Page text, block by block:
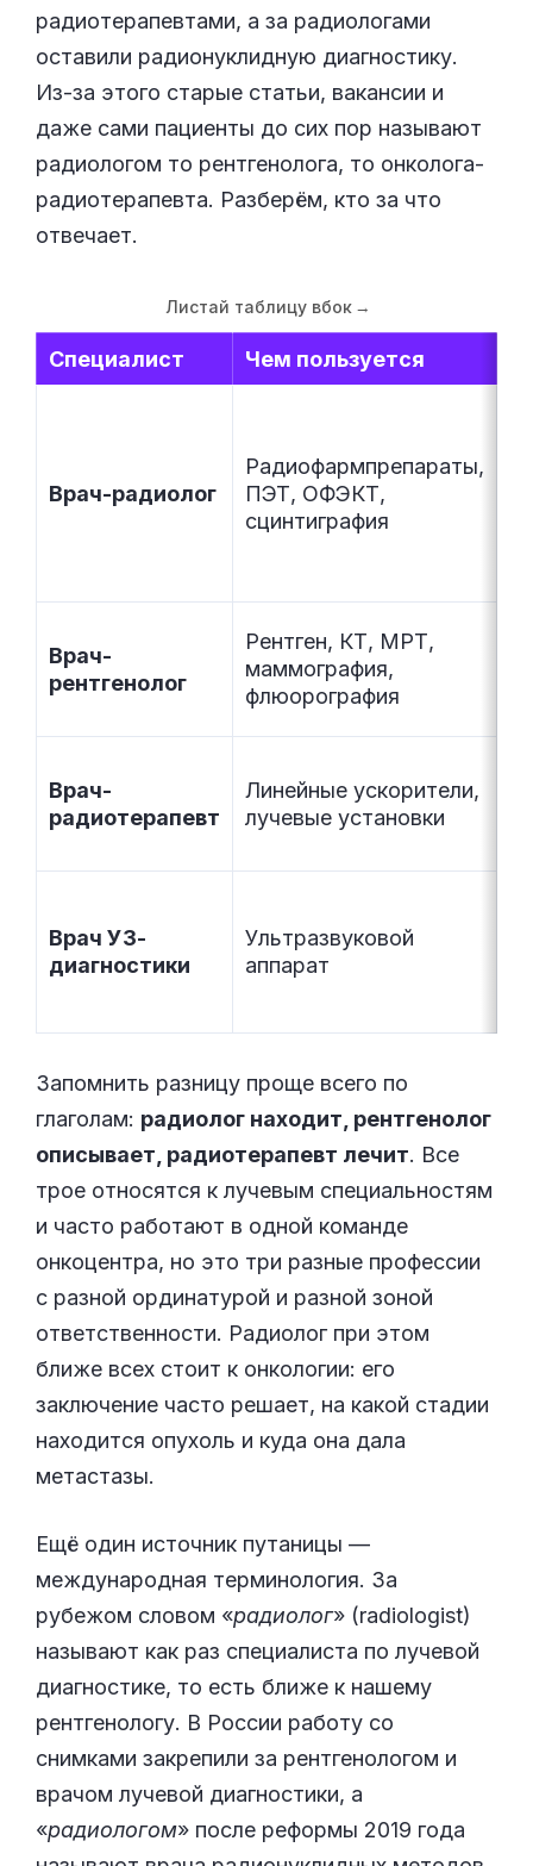
радиотерапевтами, а за радиологами
оставили радионуклидную диагностику.
Из-за этого старые статьи, вакансии и
даже сами пациенты до сих пор называют
радиологом то рентгенолога, то онколога-
радиотерапевта. Разберём, кто за что
отвечает.
Листай таблицу вбок→
Специалист Чем пользуется
Врач-радиолог
Радиофармпрепараты,
ПЭТ, ОФЭКТ,
сцинтиграфия
Врач-
рентгенолог
Рентген, КТ, МРТ,
маммография,
флюорография
Врач-
радиотерапевт
Линейные ускорители,
лучевые установки
Врач УЗ-
диагностики
Ультразвуковой
аппарат
Запомнить разницу проще всего по
глаголам: радиолог находит, рентгенолог
описывает, радиотерапевт лечит. Все
трое относятся к лучевым специальностям
и часто работают в одной команде
онкоцентра, но это три разные профессии
с разной ординатурой и разной зоной
ответственности. Радиолог при этом
ближе всех стоит к онкологии: его
заключение часто решает, на какой стадии
находится опухоль и куда она дала
метастазы.
Ещё один источник путаницы —
международная терминология. За
рубежом словом «радиолог» (radiologist)
называют как раз специалиста по лучевой
диагностике, то есть ближе к нашему
рентгенологу. В России работу со
снимками закрепили за рентгенологом и
врачом лучевой диагностики, а
«радиологом» после реформы 2019 года